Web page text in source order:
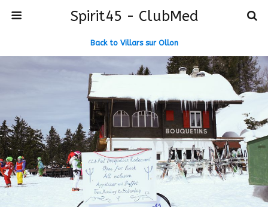
Spirit45 - ClubMed
Back to Villars sur Ollon